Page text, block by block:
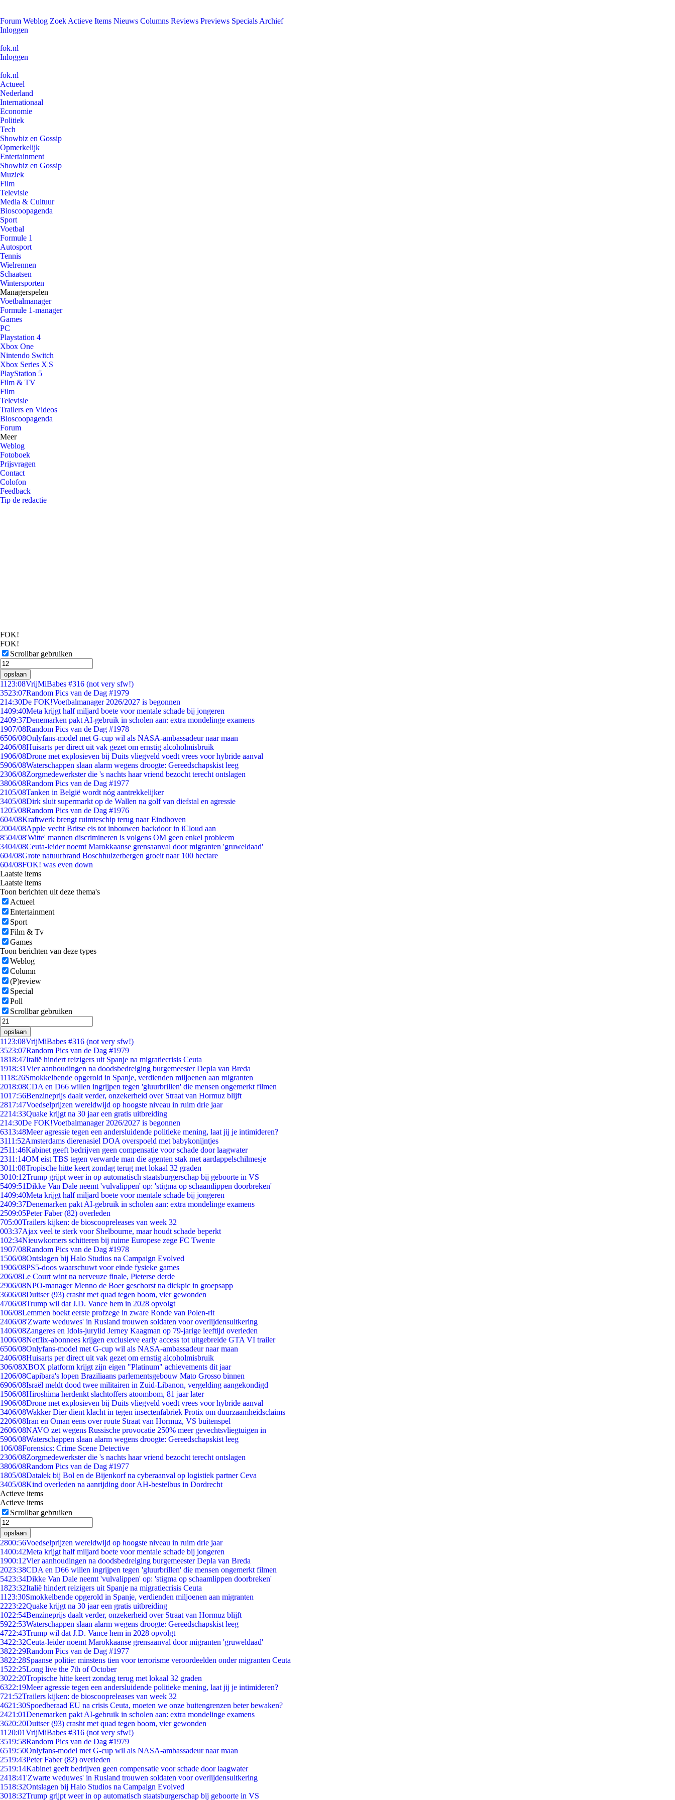
Forum Weblog Zoek Actieve Items Nieuws Columns Reviews Previews Specials Archief
Inloggen
fok.nl
Inloggen
fok.nl
Actueel
Nederland
Internationaal
Economie
Politiek
Tech
Showbiz en Gossip
Opmerkelijk
Entertainment
Showbiz en Gossip
Muziek
Film
Televisie
Media & Cultuur
Bioscoopagenda
Sport
Voetbal
Formule 1
Autosport
Tennis
Wielrennen
Schaatsen
Wintersporten
Managerspelen
Voetbalmanager
Formule 1-manager
Games
PC
Playstation 4
Xbox One
Nintendo Switch
Xbox Series X|S
PlayStation 5
Film & TV
Film
Televisie
Trailers en Videos
Bioscoopagenda
Forum
Meer
Weblog
Fotoboek
Prijsvragen
Contact
Colofon
Feedback
Tip de redactie
FOK!
FOK!
Scrollbar gebruiken
opslaan
11 23:08VrijMiBabes #316 (not very sfw!)
3523:07Random Pics van de Dag #1979
214:30De FOK!Voetbalmanager 2026/2027 is begonnen
1409:40Meta krijgt half miljard boete voor mentale schade bij jongeren
2409:37Denemarken pakt AI-gebruik in scholen aan: extra mondelinge examens
1907/08Random Pics van de Dag #1978
6506/08Onlyfans-model met G-cup wil als NASA-ambassadeur naar maan
2406/08Huisarts per direct uit vak gezet om ernstig alcoholmisbruik
1906/08Drone met explosieven bij Duits vliegveld voedt vrees voor hybride aanval
5906/08Waterschappen slaan alarm wegens droogte: Gereedschapskist leeg
2306/08Zorgmedewerkster die 's nachts haar vriend bezocht terecht ontslagen
3806/08Random Pics van de Dag #1977
2105/08Tanken in België wordt nóg aantrekkelijker
3405/08Dirk sluit supermarkt op de Wallen na golf van diefstal en agressie
1205/08Random Pics van de Dag #1976
604/08Kraftwerk brengt ruimteschip terug naar Eindhoven
2004/08Apple vecht Britse eis tot inbouwen backdoor in iCloud aan
8504/08'Witte' mannen discrimineren is volgens OM geen enkel probleem
3404/08Ceuta-leider noemt Marokkaanse grensaanval door migranten 'gruweldaad'
604/08Grote natuurbrand Boschhuizerbergen groeit naar 100 hectare
604/08FOK! was even down
Laatste items
Laatste items
Toon berichten uit deze thema's
Actueel
Entertainment
Sport
Film & Tv
Games
Toon berichten van deze types
Weblog
Column
(P)review
Special
Poll
Scrollbar gebruiken
opslaan
11 23:08VrijMiBabes #316 (not very sfw!)
3523:07Random Pics van de Dag #1979
1818:47Italië hindert reizigers uit Spanje na migratiecrisis Ceuta
1918:31Vier aanhoudingen na doodsbedreiging burgemeester Depla van Breda
1118:26Smokkelbende opgerold in Spanje, verdienden miljoenen aan migranten
2018:08CDA en D66 willen ingrijpen tegen 'gluurbrillen' die mensen ongemerkt filmen
1017:56Benzineprijs daalt verder, onzekerheid over Straat van Hormuz blijft
2817:47Voedselprijzen wereldwijd op hoogste niveau in ruim drie jaar
2214:33Quake krijgt na 30 jaar een gratis uitbreiding
214:30De FOK!Voetbalmanager 2026/2027 is begonnen
6313:48Meer agressie tegen een andersluidende politieke mening, laat jij je intimideren?
3111:52Amsterdams dierenasiel DOA overspoeld met babykonijntjes
2511:46Kabinet geeft bedrijven geen compensatie voor schade door laagwater
2311:14OM eist TBS tegen verwarde man die agenten stak met aardappelschilmesje
3011:08Tropische hitte keert zondag terug met lokaal 32 graden
3010:12Trump grijpt weer in op automatisch staatsburgerschap bij geboorte in VS
5409:51Dikke Van Dale neemt 'vulvalippen' op: 'stigma op schaamlippen doorbreken'
1409:40Meta krijgt half miljard boete voor mentale schade bij jongeren
2409:37Denemarken pakt AI-gebruik in scholen aan: extra mondelinge examens
2509:05Peter Faber (82) overleden
705:00Trailers kijken: de bioscoopreleases van week 32
003:37Ajax veel te sterk voor Shelbourne, maar houdt schade beperkt
102:34Nieuwkomers schitteren bij ruime Europese zege FC Twente
1907/08Random Pics van de Dag #1978
1506/08Ontslagen bij Halo Studios na Campaign Evolved
1906/08PS5-doos waarschuwt voor einde fysieke games
206/08Le Court wint na nerveuze finale, Pieterse derde
2906/08NPO-manager Menno de Boer geschorst na dickpic in groepsapp
3606/08Duitser (93) crasht met quad tegen boom, vier gewonden
4706/08Trump wil dat J.D. Vance hem in 2028 opvolgt
106/08Lemmen boekt eerste profzege in zware Ronde van Polen-rit
2406/08'Zwarte weduwes' in Rusland trouwen soldaten voor overlijdensuitkering
1406/08Zangeres en Idols-jurylid Jerney Kaagman op 79-jarige leeftijd overleden
1006/08Netflix-abonnees krijgen exclusieve early access tot uitgebreide GTA VI trailer
6506/08Onlyfans-model met G-cup wil als NASA-ambassadeur naar maan
2406/08Huisarts per direct uit vak gezet om ernstig alcoholmisbruik
306/08XBOX platform krijgt zijn eigen "Platinum" achievements dit jaar
1206/08Capibara's lopen Braziliaans parlementsgebouw Mato Grosso binnen
6906/08Israël meldt dood twee militairen in Zuid-Libanon, vergelding aangekondigd
1506/08Hiroshima herdenkt slachtoffers atoombom, 81 jaar later
1906/08Drone met explosieven bij Duits vliegveld voedt vrees voor hybride aanval
3406/08Wakker Dier dient klacht in tegen insectenfabriek Protix om duurzaamheidsclaims
2206/08Iran en Oman eens over route Straat van Hormuz, VS buitenspel
2606/08NAVO zet wegens Russische provocatie 250% meer gevechtsvliegtuigen in
5906/08Waterschappen slaan alarm wegens droogte: Gereedschapskist leeg
106/08Forensics: Crime Scene Detective
2306/08Zorgmedewerkster die 's nachts haar vriend bezocht terecht ontslagen
3806/08Random Pics van de Dag #1977
1805/08Datalek bij Bol en de Bijenkorf na cyberaanval op logistiek partner Ceva
3405/08Kind overleden na aanrijding door AH-bestelbus in Dordrecht
Actieve items
Actieve items
Scrollbar gebruiken
opslaan
2800:56Voedselprijzen wereldwijd op hoogste niveau in ruim drie jaar
1400:42Meta krijgt half miljard boete voor mentale schade bij jongeren
1900:12Vier aanhoudingen na doodsbedreiging burgemeester Depla van Breda
2023:38CDA en D66 willen ingrijpen tegen 'gluurbrillen' die mensen ongemerkt filmen
5423:34Dikke Van Dale neemt 'vulvalippen' op: 'stigma op schaamlippen doorbreken'
1823:32Italië hindert reizigers uit Spanje na migratiecrisis Ceuta
11 23:30Smokkelbende opgerold in Spanje, verdienden miljoenen aan migranten
2223:22Quake krijgt na 30 jaar een gratis uitbreiding
1022:54Benzineprijs daalt verder, onzekerheid over Straat van Hormuz blijft
5922:53Waterschappen slaan alarm wegens droogte: Gereedschapskist leeg
4722:43Trump wil dat J.D. Vance hem in 2028 opvolgt
3422:32Ceuta-leider noemt Marokkaanse grensaanval door migranten 'gruweldaad'
3822:29Random Pics van de Dag #1977
3822:28Spaanse politie: minstens tien voor terrorisme veroordeelden onder migranten Ceuta
1522:25Long live the 7th of October
3022:20Tropische hitte keert zondag terug met lokaal 32 graden
6322:19Meer agressie tegen een andersluidende politieke mening, laat jij je intimideren?
721:52Trailers kijken: de bioscoopreleases van week 32
4621:30Spoedberaad EU na crisis Ceuta, moeten we onze buitengrenzen beter bewaken?
2421:01Denemarken pakt AI-gebruik in scholen aan: extra mondelinge examens
3620:20Duitser (93) crasht met quad tegen boom, vier gewonden
11 20:01VrijMiBabes #316 (not very sfw!)
3519:58Random Pics van de Dag #1979
6519:50Onlyfans-model met G-cup wil als NASA-ambassadeur naar maan
2519:43Peter Faber (82) overleden
2519:14Kabinet geeft bedrijven geen compensatie voor schade door laagwater
2418:41'Zwarte weduwes' in Rusland trouwen soldaten voor overlijdensuitkering
1518:32Ontslagen bij Halo Studios na Campaign Evolved
3018:32Trump grijpt weer in op automatisch staatsburgerschap bij geboorte in VS